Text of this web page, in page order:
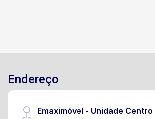
Endereço
Emaximóvel - Unidade Centro